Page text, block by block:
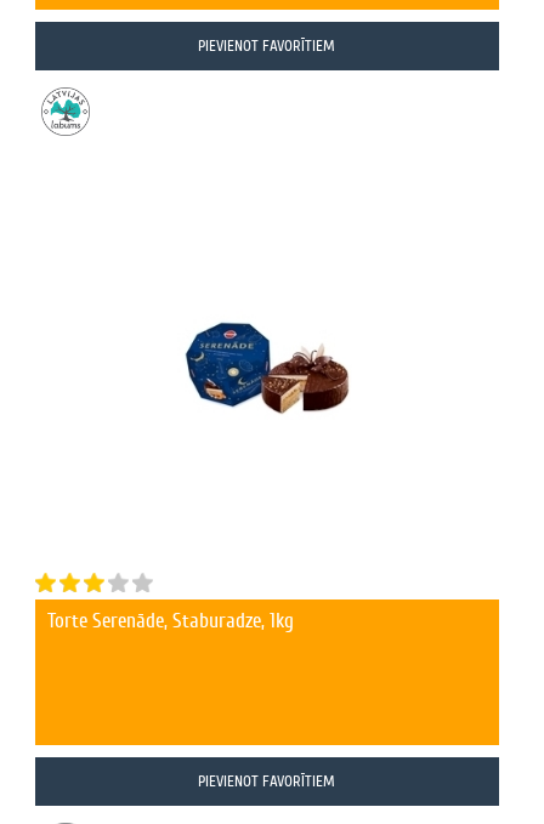
PIEVIENOT FAVORĪTIEM
Torte Serenāde, Staburadze, 1kg
PIEVIENOT FAVORĪTIEM